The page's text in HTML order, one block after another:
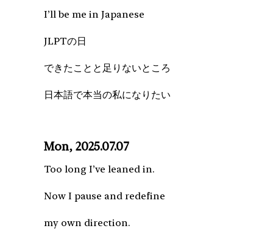
I’ll be me in Japanese
JLPTの日
できたことと足りないところ
日本語で本当の私になりたい
Mon, 2025.07.07
Too long I’ve leaned in.
Now I pause and redefine
my own direction.